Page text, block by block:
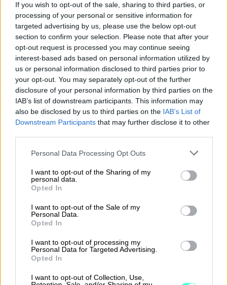
If you wish to opt-out of the sale, sharing to third parties, or
processing of your personal or sensitive information for
targeted advertising by us, please use the below opt-out
section to confirm your selection. Please note that after your
opt-out request is processed you may continue seeing
interest-based ads based on personal information utilized by
us or personal information disclosed to third parties prior to
your opt-out. You may separately opt-out of the further
disclosure of your personal information by third parties on the
IAB’s list of downstream participants. This information may
also be disclosed by us to third parties on the IAB’s List of
Downstream Participants that may further disclose it to other
Please note that this website/app uses one or more Google
not limited to your visit or usage behaviour. You may click to
grant or deny consent to Google and its third-party tags to
use your data for below specified purposes in below Google
consent section.
Personal Data Processing Opt Outs
I want to opt-out of the Sharing of my
personal data.
Opted In
I want to opt-out of the Sale of my
Personal Data.
Opted In
I want to opt-out of processing my
Personal Data for Targeted Advertising.
Opted In
I want to opt-out of Collection, Use,
Lars Engbork on aloittanut Finago-
konsernin toimitusjohtajana
Finagon ISO 27001 -sertifikaatin uudistus ­­­
todistaa tietoturvalliset toiminta­tavat
Taloushallinnon ammattilaisen vuosi,
Procountor on nyt osa Finagoa, kun
yhdistyvät
Tietoturva ei ole vaihtoehto –
tunnistautuminen on jo arkea